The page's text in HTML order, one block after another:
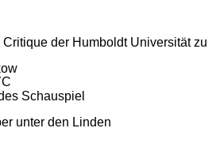
der Humboldt Universität zu
Schauspiel
unter den Linden